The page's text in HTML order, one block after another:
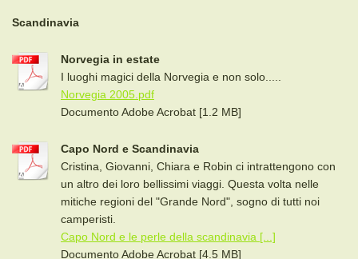
Scandinavia
Norvegia in estate
I luoghi magici della Norvegia e non solo.....
Norvegia 2005.pdf
Documento Adobe Acrobat [1.2 MB]
Capo Nord e Scandinavia
Cristina, Giovanni, Chiara e Robin ci intrattengono con
un altro dei loro bellissimi viaggi. Questa volta nelle
mitiche regioni del "Grande Nord", sogno di tutti noi
camperisti.
Capo Nord e le perle della scandinavia [...]
Documento Adobe Acrobat [4.5 MB]